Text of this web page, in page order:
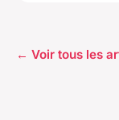
← Voir tous les